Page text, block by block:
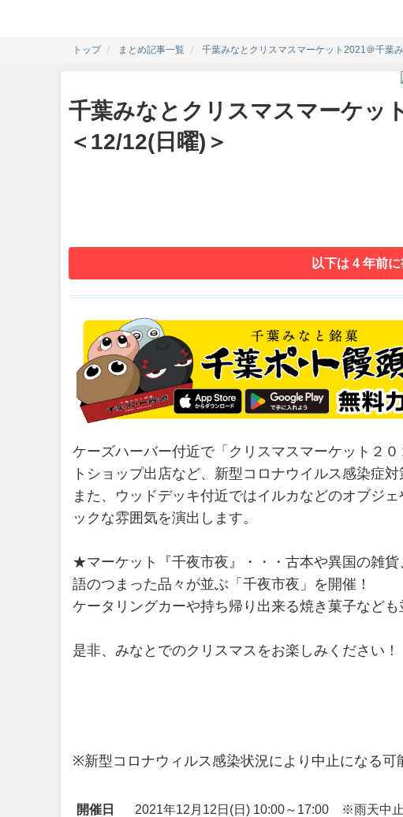
トップ まとめ記事一覧 千葉みなとクリスマスマーケット2021＠千葉
千葉みなとクリスマスマーケッ
＜12/12(日曜)＞
以下は 4 年前
ケーズハーバー付近で「クリスマスマーケット２
トショップ出店など、新型コロナウイルス感染症
また、ウッドデッキ付近ではイルカなどのオブジ
ックな雰囲気を演出します。
★マーケット『千夜市夜』・・・古本や異国の雑
語のつまった品々が並ぶ「千夜市夜」を開催！
ケータリングカーや持ち帰り出来る焼き菓子なども
是非、みなとでのクリスマスをお楽しみください！
※新型コロナウィルス感染状況により中止になる可
開催日
2021年12月12日(日) 10:00～17:00 ※雨天中止